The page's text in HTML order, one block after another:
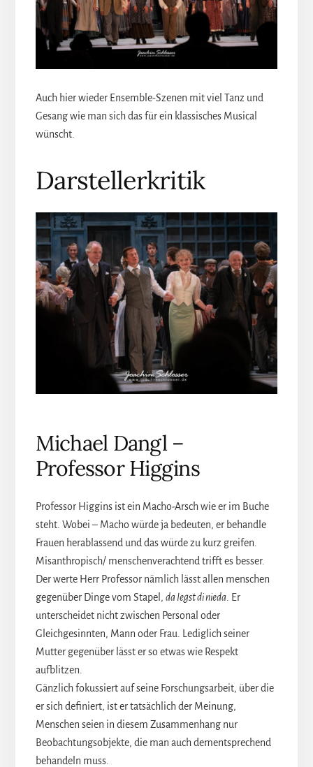
Auch hier wieder Ensemble-Szenen mit viel Tanz und
Gesang wie man sich das für ein klassisches Musical
wünscht.
Darstellerkritik
Michael Dangl –
Professor Higgins
Professor Higgins ist ein Macho-Arsch wie er im Buche
steht. Wobei – Macho würde ja bedeuten, er behandle
Frauen herablassend und das würde zu kurz greifen.
Misanthropisch/ menschenverachtend trifft es besser.
Der werte Herr Professor nämlich lässt allen menschen
gegenüber Dinge vom Stapel, da legst di nieda. Er
unterscheidet nicht zwischen Personal oder
Gleichgesinnten, Mann oder Frau. Lediglich seiner
Mutter gegenüber lässt er so etwas wie Respekt
aufblitzen.
Gänzlich fokussiert auf seine Forschungsarbeit, über die
er sich definiert, ist er tatsächlich der Meinung,
Menschen seien in diesem Zusammenhang nur
Beobachtungsobjekte, die man auch dementsprechend
behandeln muss.